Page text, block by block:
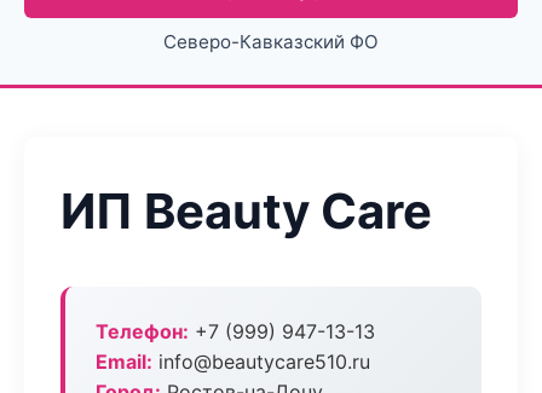
Северо-Кавказский ФО
ИП Beauty Care
Телефон: +7 (999) 947-13-13
Email: info@beautycare510.ru